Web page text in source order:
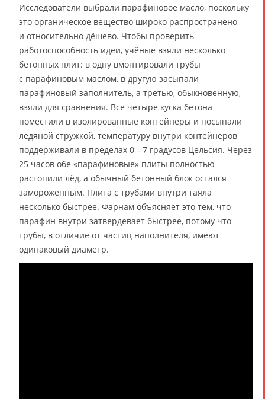
Исследователи выбрали парафиновое масло, поскольку
это органическое вещество широко распространено
и относительно дёшево. Чтобы проверить
работоспособность идеи, учёные взяли несколько
бетонных плит: в одну вмонтировали трубы
с парафиновым маслом, в другую засыпали
парафиновый заполнитель, а третью, обыкновенную,
взяли для сравнения. Все четыре куска бетона
поместили в изолированные контейнеры и посыпали
ледяной стружкой, температуру внутри контейнеров
поддерживали в пределах 0—7 градусов Цельсия. Через
25 часов обе «парафиновые» плиты полностью
растопили лёд, а обычный бетонный блок остался
замороженным. Плита с трубами внутри таяла
несколько быстрее. Фарнам объясняет это тем, что
парафин внутри затвердевает быстрее, потому что
трубы, в отличие от частиц наполнителя, имеют
одинаковый диаметр.